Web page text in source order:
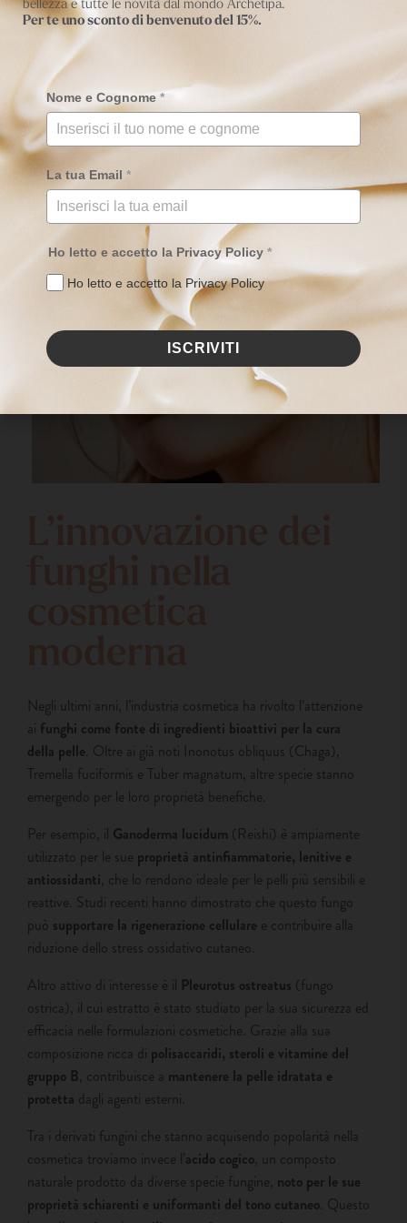
Negli ultimi anni, l’industria cosmetica ha rivolto l’attenzione
ai funghi come fonte di ingredienti bioattivi per la cura
della pelle . Oltre ai già noti Inonotus obliquus (Chaga),
Tremella fuciformis e Tuber magnatum, altre specie stanno
emergendo per le loro proprietà benefiche.
Per esempio, il Ganoderma lucidum (Reishi) è ampiamente
utilizzato per le sue proprietà antinfiammatorie, lenitive e
antiossidanti , che lo rendono ideale per le pelli più sensibili e
reattive. Studi recenti hanno dimostrato che questo fungo
può supportare la rigenerazione cellulare e contribuire alla
riduzione dello stress ossidativo cutaneo.
Altro attivo di interesse è il Pleurotus ostreatus (fungo
ostrica), il cui estratto è stato studiato per la sua sicurezza ed
efficacia nelle formulazioni cosmetiche. Grazie alla sua
composizione ricca di polisaccaridi, steroli e vitamine del
gruppo B , contribuisce a mantenere la pelle idratata e
protetta dagli agenti esterni.
Tra i derivati fungini che stanno acquisendo popolarità nella
cosmetica troviamo invece l’acido cogico , un composto
naturale prodotto da diverse specie fungine, noto per le sue
proprietà schiarenti e uniformanti del tono cutaneo . Questo
Per te uno sconto di benvenuto del 15%.
Nome e Cognome *
La tua Email *
Ho letto e accetto la Privacy Policy *
Ho letto e accetto la Privacy Policy
ISCRIVITI